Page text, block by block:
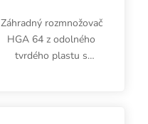
Záhradný rozmnožovač
HGA 64 z odolného
tvrdého plastu s